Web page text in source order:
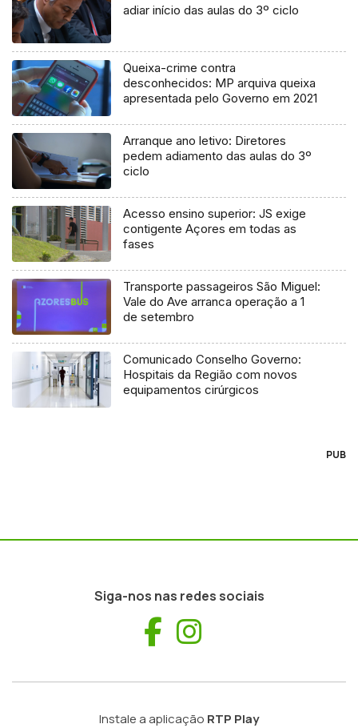
adiar início das aulas do 3º ciclo
Queixa-crime contra
desconhecidos: MP arquiva queixa
apresentada pelo Governo em 2021
Arranque ano letivo: Diretores
pedem adiamento das aulas do 3º
ciclo
Acesso ensino superior: JS exige
contigente Açores em todas as
fases
Transporte passageiros São Miguel:
Vale do Ave arranca operação a 1
de setembro
Comunicado Conselho Governo:
Hospitais da Região com novos
equipamentos cirúrgicos
PUB
Siga-nos nas redes sociais
Facebook
Instale a aplicação RTP Play